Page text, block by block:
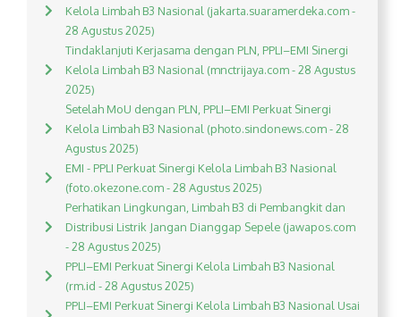
Kelola Limbah B3 Nasional (jakarta.suaramerdeka.com -
28 Agustus 2025)
Tindaklanjuti Kerjasama dengan PLN, PPLI–EMI Sinergi
Kelola Limbah B3 Nasional (mnctrijaya.com - 28 Agustus
2025)
Setelah MoU dengan PLN, PPLI–EMI Perkuat Sinergi
Kelola Limbah B3 Nasional (photo.sindonews.com - 28
Agustus 2025)
EMI - PPLI Perkuat Sinergi Kelola Limbah B3 Nasional
(foto.okezone.com - 28 Agustus 2025)
Perhatikan Lingkungan, Limbah B3 di Pembangkit dan
Distribusi Listrik Jangan Dianggap Sepele (jawapos.com
- 28 Agustus 2025)
PPLI–EMI Perkuat Sinergi Kelola Limbah B3 Nasional
(rm.id - 28 Agustus 2025)
PPLI–EMI Perkuat Sinergi Kelola Limbah B3 Nasional Usai